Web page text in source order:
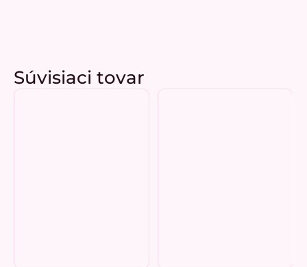
Súvisiaci tovar